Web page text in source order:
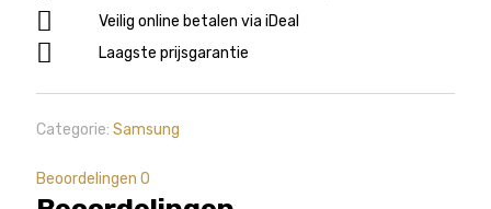
opladen
USB-
C
-
25W
Zonder
kabel
Veilig online betalen via iDeal
Laagste prijsgarantie
Categorie: Samsung
Beoordelingen 0